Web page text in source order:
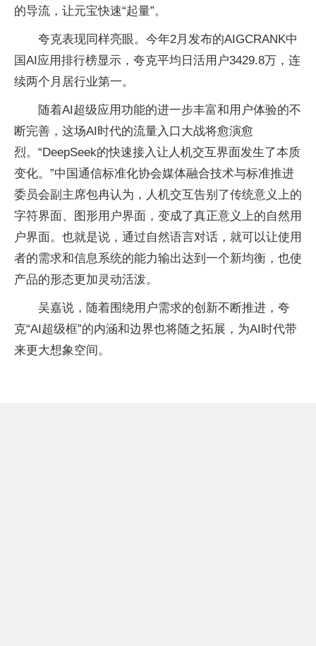
的导流，让元宝快速“起量”。
夸克表现同样亮眼。今年2月发布的AIGCRANK中
国AI应用排行榜显示，夸克平均日活用户3429.8万，连
续两个月居行业第一。
随着AI超级应用功能的进一步丰富和用户体验的不
断完善，这场AI时代的流量入口大战将愈演愈
烈。“DeepSeek的快速接入让人机交互界面发生了本质
变化。”中国通信标准化协会媒体融合技术与标准推进
委员会副主席包冉认为，人机交互告别了传统意义上的
字符界面、图形用户界面，变成了真正意义上的自然用
户界面。也就是说，通过自然语言对话，就可以让使用
者的需求和信息系统的能力输出达到一个新均衡，也使
产品的形态更加灵动活泼。
吴嘉说，随着围绕用户需求的创新不断推进，夸
克“AI超级框”的内涵和边界也将随之拓展，为AI时代带
来更大想象空间。